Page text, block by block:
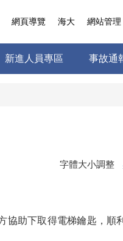
新進人員專區 事故通
網頁導覽 海大 網站管理
字體大小調整
協助下取得電梯鑰匙，順